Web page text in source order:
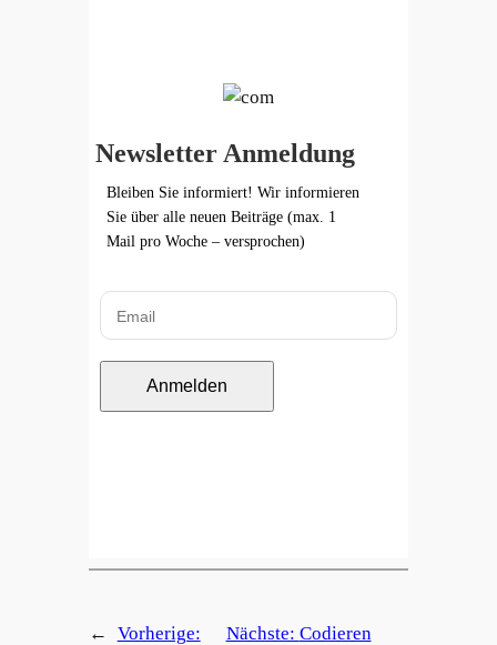
Newsletter Anmeldung
Bleiben Sie informiert! Wir informieren
Sie über alle neuen Beiträge (max. 1
Mail pro Woche – versprochen)
Anmelden
← Vorherige: Nächste: Codieren